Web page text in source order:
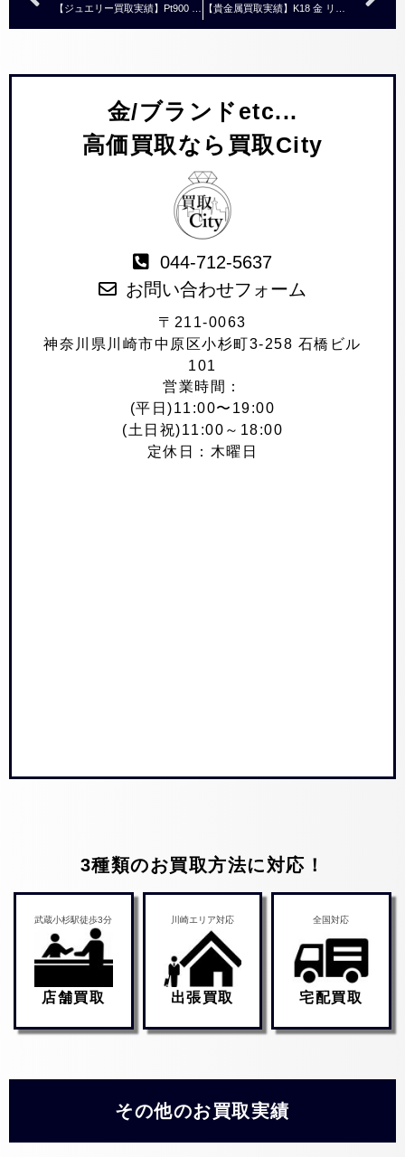
金/ブランドetc...
高価買取なら買取City
044-712-5637
お問い合わせフォーム
〒211-0063
神奈川県川崎市中原区小杉町3-258 石橋ビル
101
営業時間：
(平日)11:00〜19:00
(土日祝)11:00～18:00
定休日：木曜日
3種類のお買取方法に対応！
武蔵小杉駅徒歩3分
店舗買取
川崎エリア対応
出張買取
全国対応
宅配買取
その他のお買取実績